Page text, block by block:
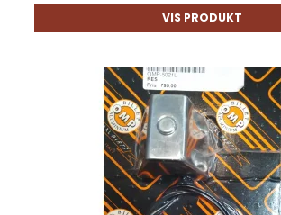
VIS PRODUKT